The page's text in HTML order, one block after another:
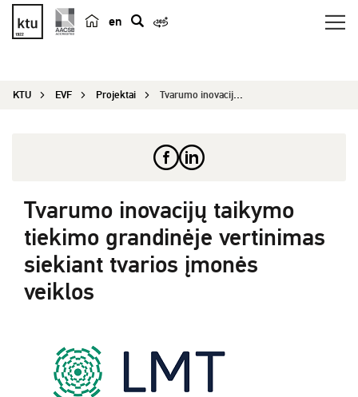
en
e
KTU EVF Projektai Tvarumo inovacijų taikymo tiekimo grandinėje ver...
Tvarumo inovacijų taikymo
tiekimo grandinėje vertinimas
siekiant tvarios įmonės
veiklos